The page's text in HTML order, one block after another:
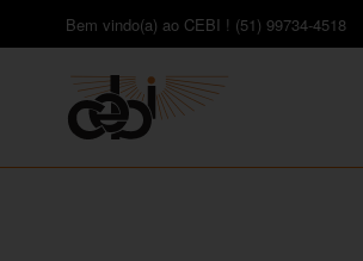
Bem vindo(a) ao CEBI ! (51) 99734-4518